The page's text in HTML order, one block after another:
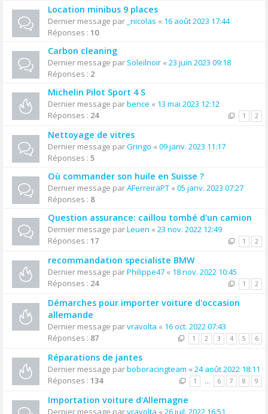
Location minibus 9 places
Dernier message par _nicolas « 16 août 2023 17:44
Réponses : 10
Carbon cleaning
Dernier message par Soleilnoir « 23 juin 2023 09:18
Réponses : 2
Michelin Pilot Sport 4 S
Dernier message parbence « 13 mai 2023 12:12
Réponses : 24 1 2
Nettoyage de vitres
Dernier message parGringo « 09 janv. 2023 11:17
Réponses : 5
Où commander son huile en Suisse ?
Dernier message parAFerreiraPT « 05 janv. 2023 07:27
Réponses : 8
Question assurance: caillou tombé d'un camion
Dernier message parLeuen « 23 nov. 2022 12:49
Réponses : 17 1 2
recommandation specialiste BMW
Dernier message parPhilippe47 « 18 nov. 2022 10:45
Réponses : 24 1 2
Démarches pour importer voiture d'occasion
allemande
Dernier message parvravolta « 16 oct. 2022 07:43
Réponses : 87 1 2 3 4 5 6
Réparations de jantes
Dernier message parboboracingteam « 24 août 2022 18:11
Réponses : 134 1 … 6 7 8 9
Importation voiture d'Allemagne
Dernier message parvravolta « 26 juil. 2022 16:51